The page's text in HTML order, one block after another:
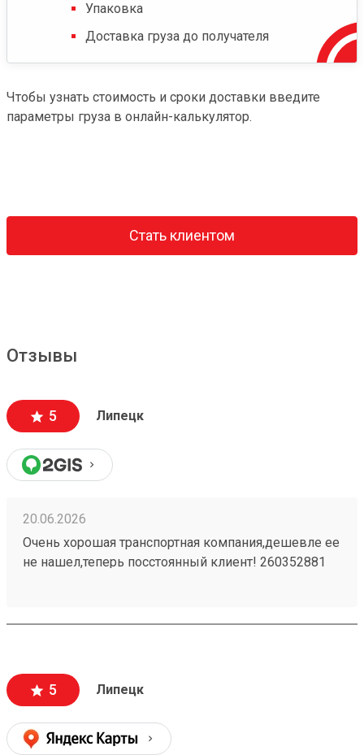
Упаковка
Доставка груза до получателя
Чтобы узнать стоимость и сроки доставки введите
параметры груза в онлайн-калькулятор.
Стать клиентом
Отзывы
5 Липецк
20.06.2026
Очень хорошая транспортная компания,дешевле ее
не нашел,теперь посстоянный клиент! 260352881
5 Липецк